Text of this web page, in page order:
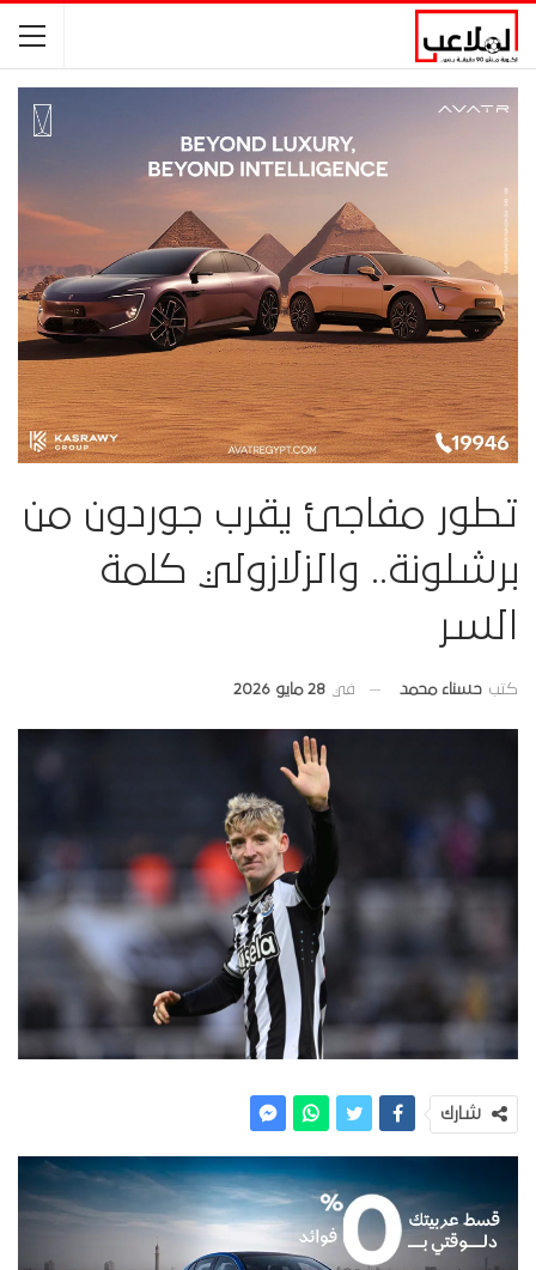
تطور مفاجئ يقرب جوردون من
برشلونة.. والزلازولي كلمة
السر
كتب حسناء محمد في 28 مايو 2026
شارك